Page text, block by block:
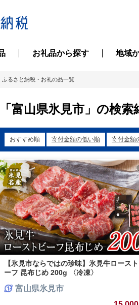
お礼品から探す 地域
ふるさと納税・お礼の品一覧
「富山県氷見市」の検
おすすめ順 寄付金額の低い順 寄付金額
【氷見市ならではの珍味】氷見牛ロース
ーフ 昆布じめ 200g 〈冷凍〉
富山県氷見市